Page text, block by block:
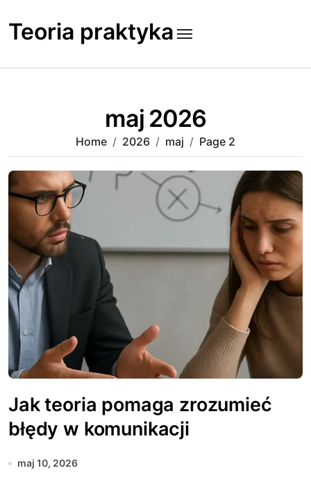
to
content
Teoria praktyka
maj 2026
Home 2026 maj Page 2
Jak teoria pomaga zrozumieć
błędy w komunikacji
maj 10, 2026